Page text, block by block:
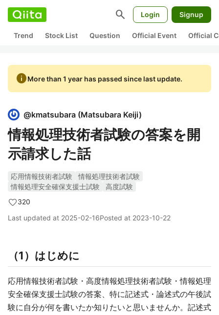
search Login Signup
Trend Stock List Question Official Event Official
infoMore than 1 year has passed since last update.
@kmatsubara (Matsubara Keiji)
情報処理技術者試験の答案を開
示請求した話
応用情報技術者試験
情報処理技術者試験
情報処理安全確保支援士試験
高度試験
320
Last updated at 2025-02-16Posted at 2023-10-22
（1）はじめに
応用情報技術者試験・高度情報処理技術者試験・情報処理
安全確保支援士試験の答案、特に記述式・論述式の午後試
験に自分が何を書いたか知りたいと思いませんか。記述式